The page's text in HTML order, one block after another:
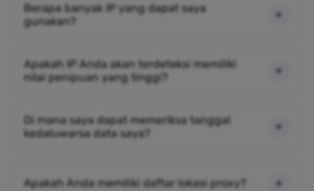
Berapa banyak IP yang dapat saya
gunakan?
Apakah IP Anda akan terdeteksi memiliki
nilai penipuan yang tinggi?
Di mana saya dapat memeriksa tanggal
kedaluwarsa data saya?
Apakah Anda memiliki daftar lokasi proxy?